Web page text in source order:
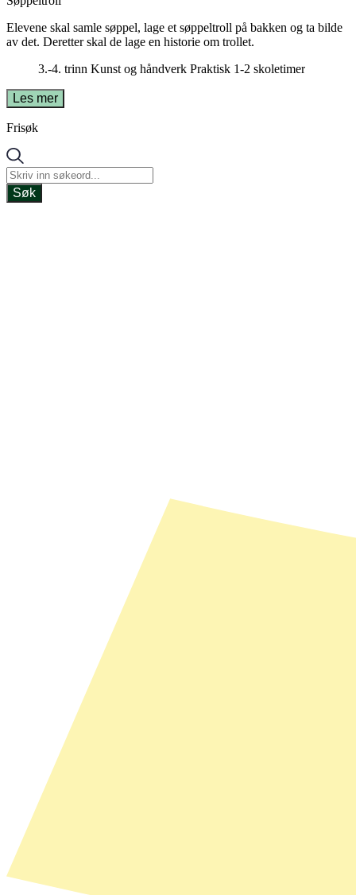
Elevene skal samle søppel, lage et søppeltroll på bakken og ta bilde
av det. Deretter skal de lage en historie om trollet.
3.-4. trinn Kunst og håndverk Praktisk 1-2 skoletimer
Les mer
Frisøk
Søk